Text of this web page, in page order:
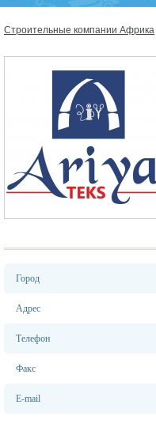
Строительные компании Африка
Город
Адрес
Телефон
Факс
E-mail